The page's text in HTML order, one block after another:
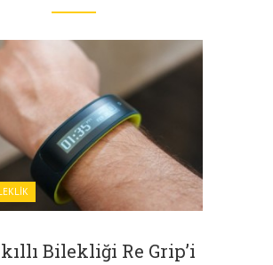
Bilekliği Re Grip’i